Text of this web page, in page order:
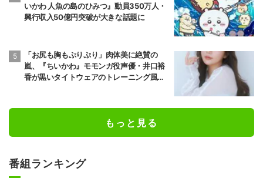
いかわ 人魚の島のひみつ』動員350万人・
興行収入50億円突破が大きな話題に
「お尻も胸もぷりぷり」肉体美に絶賛の
嵐、『ちいかわ』モモンガ役声優・井口裕
香が黒いタイトウェアのトレーニング風景
もっと見る
番組ランキング